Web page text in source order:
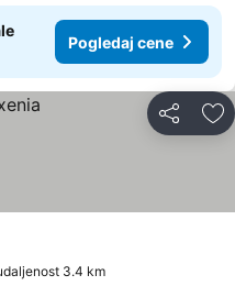
Pogledaj cene
Deli
3.4 km